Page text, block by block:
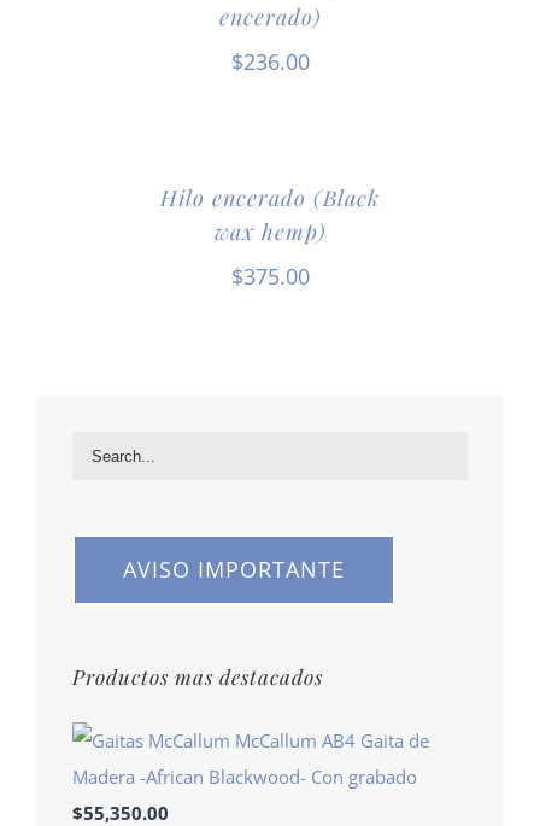
encerado)
$236.00
Hilo encerado (Black
wax hemp)
$375.00
AVISO IMPORTANTE
Productos mas destacados
McCallum AB4 Gaita de
Madera -African Blackwood- Con grabado
$55,350.00